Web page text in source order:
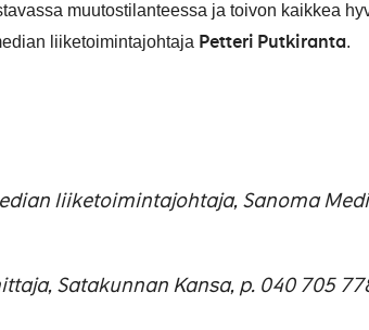
muutostilanteessa ja toivon kaikkea
liiketoimintajohtaja Petteri Putkiranta.
liiketoimintajohtaja, Sanoma
Satakunnan Kansa, p. 040 705